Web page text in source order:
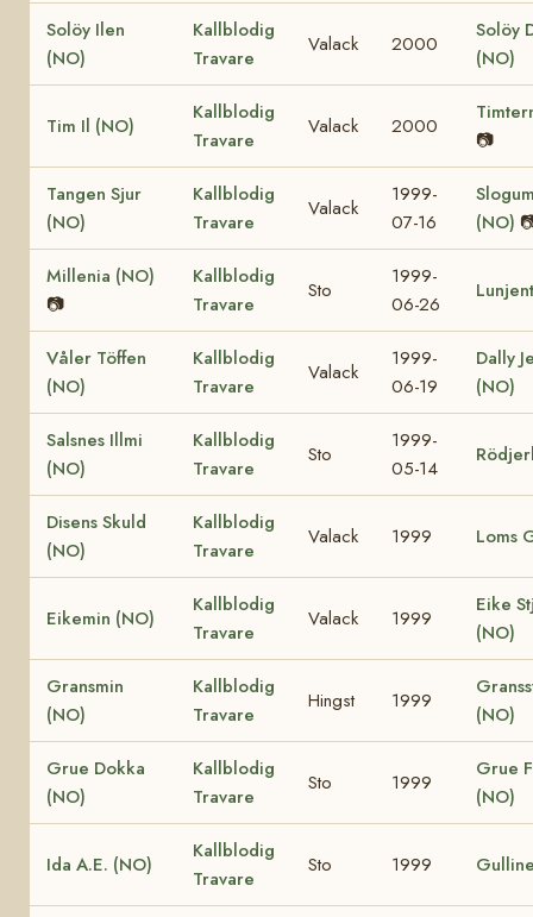
Solöy Ilen
(NO)
Kallblodig
Travare
Valack 2000
Solöy
(NO)
Tim Il (NO)
Kallblodig
Travare
Valack 2000
📷
Tangen Sjur
(NO)
Kallblodig
Travare
Valack
1999-
07-16
(NO)
Millenia (NO)
📷
Kallblodig
Travare
Sto
1999-
06-26
Våler Töffen
(NO)
Kallblodig
Travare
Valack
1999-
06-19
Dally
(NO)
Salsnes Illmi
(NO)
Kallblodig
Travare
Sto
1999-
05-14
Disens Skuld
(NO)
Kallblodig
Travare
Valack 1999 Loms
Eikemin (NO)
Kallblodig
Travare
Valack 1999
Eike
(NO)
Gransmin
(NO)
Kallblodig
Travare
Hingst 1999
(NO)
Grue Dokka
(NO)
Kallblodig
Travare
Sto 1999
Grue
(NO)
Ida A.E. (NO)
Kallblodig
Travare
Sto 1999